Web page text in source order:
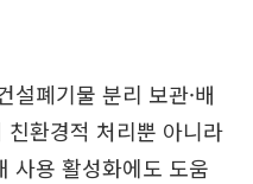
설폐기물 분리 보관·배
환경적 처리뿐 아니라
사용 활성화에도 도움